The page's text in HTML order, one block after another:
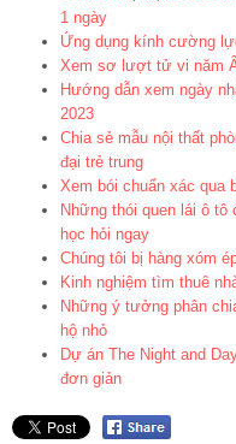
1 ngày
Ứng dụng kính cường
Xem sơ lượt tử vi năm
Hướng dẫn xem ngày
2023
Chia sẻ mẫu nội thất
đại trẻ trung
Xem bói chuẩn xác qua
Những thói quen lái ô
học hỏi ngay
Chúng tôi bị hàng xóm
Kinh nghiệm tìm thuê
Những ý tưởng phân
hộ nhỏ
Dự án The Night and
đơn giản